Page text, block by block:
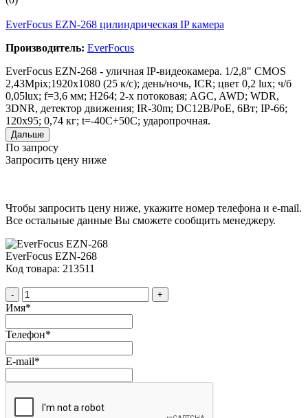
EverFocus EZN-268 цилиндрическая IP камера
Производитель: EverFocus
EverFocus EZN-268 - уличная IP-видеокамера. 1/2,8" CMOS
2,43Mpix;1920x1080 (25 к/с); день/ночь, ICR; цвет 0,2 lux; ч/б
0,05lux; f=3,6 мм; H264; 2-х потоковая; AGC, AWD; WDR,
3DNR, детектор движения; IR-30m; DC12B/PoE, 6Вт; IP-66;
120x95; 0,74 кг; t=-40С+50C; ударопрочная.
Дальше
По запросу
Запросить цену ниже
Чтобы запросить цену ниже, укажите номер телефона и e-mail.
Все остальные данные Вы сможете сообщить менеджеру.
EverFocus EZN-268
Код товара: 213511
- +
Имя*
Телефон*
E-mail*